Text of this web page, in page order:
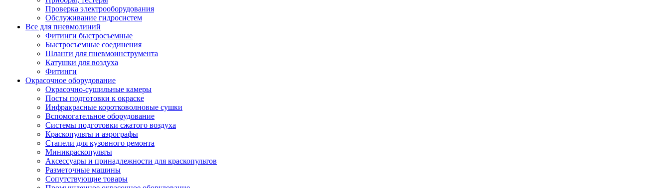
Проверка электрооборудования
Обслуживание гидросистем
Все для пневмолиний
Фитинги быстросъемные
Быстросъемные соединения
Шланги для пневмоинструмента
Катушки для воздуха
Фитинги
Окрасочное оборудование
Окрасочно-сушильные камеры
Посты подготовки к окраске
Инфракрасные коротковолновые сушки
Вспомогательное оборудование
Системы подготовки сжатого воздуха
Краскопульты и аэрографы
Стапели для кузовного ремонта
Миникраскопульты
Аксессуары и принадлежности для краскопультов
Разметочные машины
Сопутствующие товары